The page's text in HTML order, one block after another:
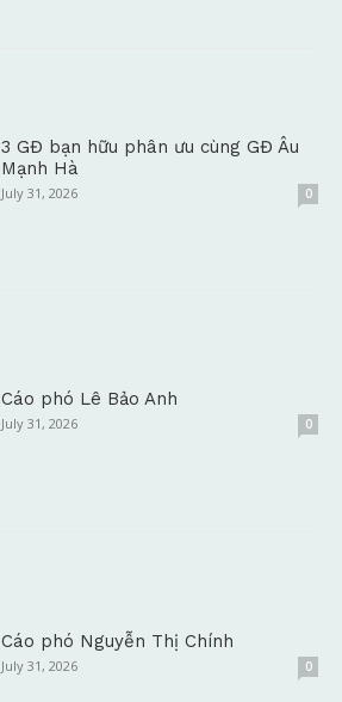
3 GĐ bạn hữu phân ưu cùng GĐ Âu
Mạnh Hà
July 31, 2026 0
Cáo phó Lê Bảo Anh
July 31, 2026 0
Cáo phó Nguyễn Thị Chính
July 31, 2026 0